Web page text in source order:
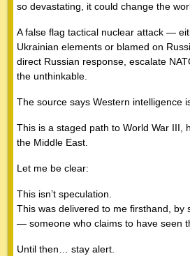
so devastating, it could change the
A false flag tactical nuclear attack —
Ukrainian elements or blamed on
direct Russian response, escalate
the unthinkable.
The source says Western intelligence
This is a staged path to World War III,
the Middle East.
Let me be clear:
This isn’t speculation.
This was delivered to me firsthand, by
— someone who claims to have seen
Until then… stay alert.